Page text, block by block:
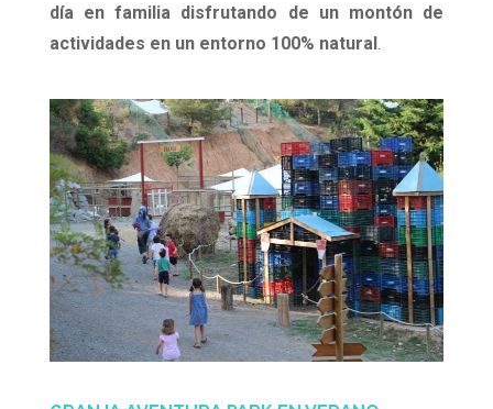
día en familia disfrutando de un montón de
actividades en un entorno 100% natural .